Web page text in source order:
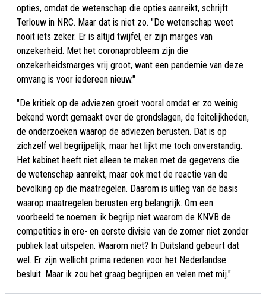
opties, omdat de wetenschap die opties aanreikt, schrijft
Terlouw in NRC. Maar dat is niet zo. "De wetenschap weet
nooit iets zeker. Er is altijd twijfel, er zijn marges van
onzekerheid. Met het coronaprobleem zijn die
onzekerheidsmarges vrij groot, want een pandemie van deze
omvang is voor iedereen nieuw."
"De kritiek op de adviezen groeit vooral omdat er zo weinig
bekend wordt gemaakt over de grondslagen, de feitelijkheden,
de onderzoeken waarop de adviezen berusten. Dat is op
zichzelf wel begrijpelijk, maar het lijkt me toch onverstandig.
Het kabinet heeft niet alleen te maken met de gegevens die
de wetenschap aanreikt, maar ook met de reactie van de
bevolking op die maatregelen. Daarom is uitleg van de basis
waarop maatregelen berusten erg belangrijk. Om een
voorbeeld te noemen: ik begrijp niet waarom de KNVB de
competities in ere- en eerste divisie van de zomer niet zonder
publiek laat uitspelen. Waarom niet? In Duitsland gebeurt dat
wel. Er zijn wellicht prima redenen voor het Nederlandse
besluit. Maar ik zou het graag begrijpen en velen met mij."